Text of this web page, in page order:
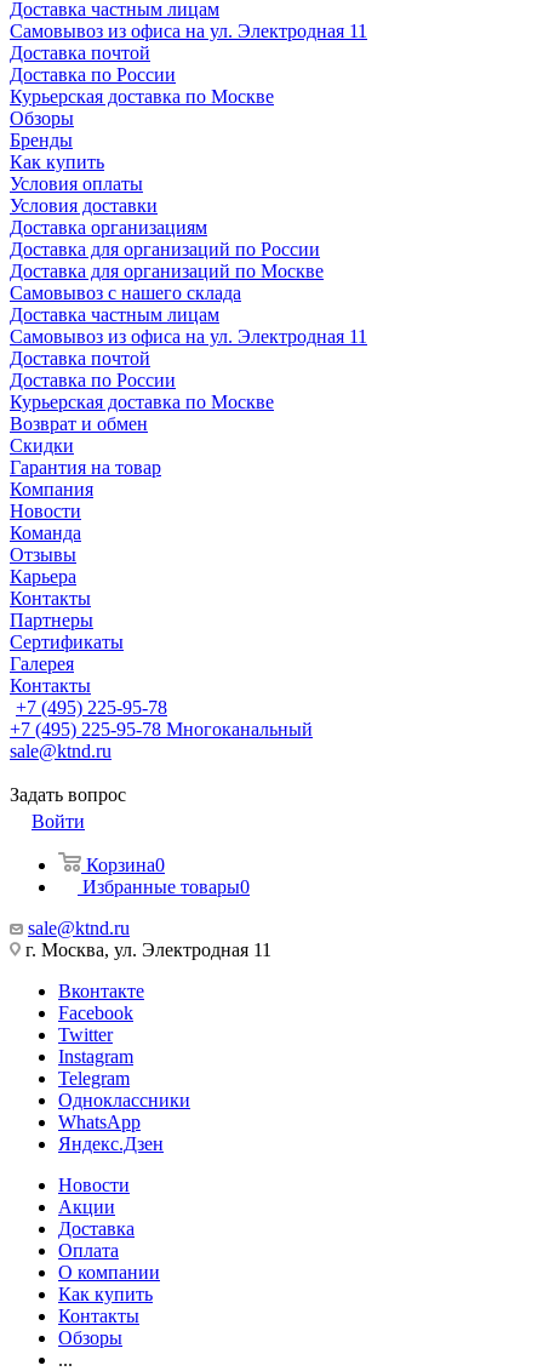
Доставка частным лицам
Самовывоз из офиса на ул. Электродная 11
Доставка почтой
Доставка по России
Курьерская доставка по Москве
Обзоры
Бренды
Как купить
Условия оплаты
Условия доставки
Доставка организациям
Доставка для организаций по России
Доставка для организаций по Москве
Самовывоз с нашего склада
Доставка частным лицам
Самовывоз из офиса на ул. Электродная 11
Доставка почтой
Доставка по России
Курьерская доставка по Москве
Возврат и обмен
Скидки
Гарантия на товар
Компания
Новости
Команда
Отзывы
Карьера
Контакты
Партнеры
Сертификаты
Галерея
Контакты
+7 (495) 225-95-78
+7 (495) 225-95-78 Многоканальный
sale@ktnd.ru
Задать вопрос
Войти
Корзина0
Избранные товары0
sale@ktnd.ru
г. Москва, ул. Электродная 11
Вконтакте
Facebook
Twitter
Instagram
Telegram
Одноклассники
WhatsApp
Яндекс.Дзен
Новости
Акции
Доставка
Оплата
О компании
Как купить
Контакты
Обзоры
...